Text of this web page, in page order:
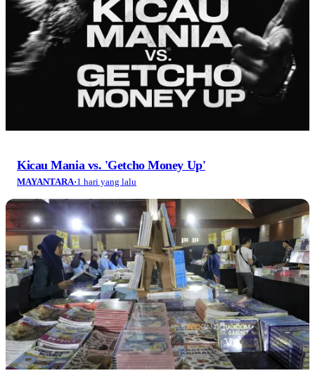
Kicau Mania vs. 'Getcho Money Up'
MAYANTARA·1 hari yang lalu